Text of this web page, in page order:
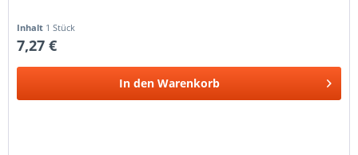
Inhalt 1 Stück
7,27 €
In den Warenkorb